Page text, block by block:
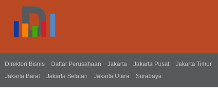
Direktori Bisnis Daftar Perusahaan Jakarta Jakarta Pusat
Jakarta Timur
Jakarta Barat
Jakarta Selatan Jakarta Utara Surabaya